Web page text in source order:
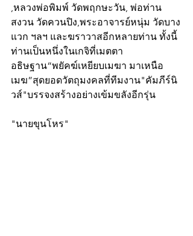
,หลวงพ่อพิมพ์ วัดพฤกษะวัน, พ่อท่าน
สงวน วัดควนปิง,พระอาจารย์หนุ่ม วัดบาง
แวก ฯลฯ และฆราวาสอีกหลายท่าน ทั้งนี้
ท่านเป็นหนึ่งในเกจิที่เมตตา
อธิษฐาน“พยัคฆ์เหยียบเมฆา มาเหนือ
เมฆ”สุดยอดวัตถุมงคลที่ทีมงาน"คัมภีร์นิ
วส์"บรรจงสร้างอย่างเข้มขลังอีกรุ่น
"นายขุนโหร"